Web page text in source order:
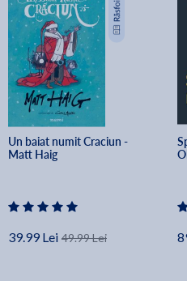
Un baiat numit Craciun -
Matt Haig
39.99 Lei 49.99 Lei